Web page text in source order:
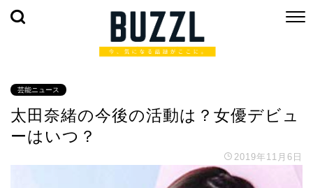
芸能ニュース
太田奈緒の今後の活動は？女優デビュ
ーはいつ？
2019年11月6日